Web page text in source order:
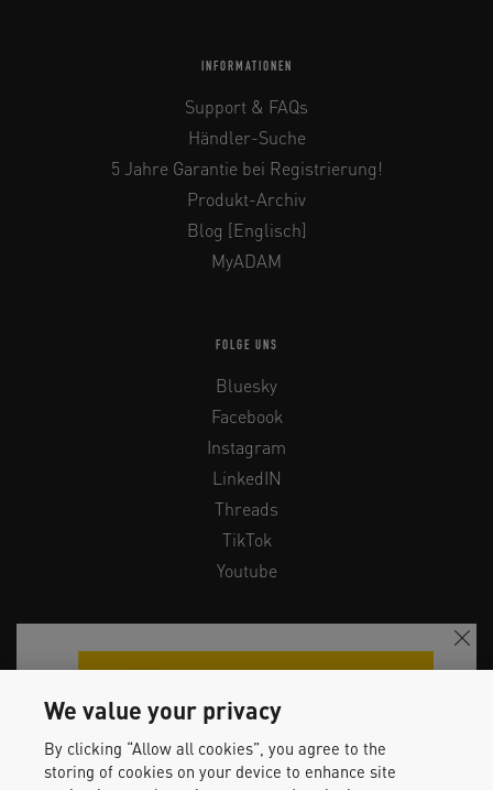
INFORMATIONEN
Support & FAQs
Händler-Suche
5 Jahre Garantie bei Registrierung!
Produkt-Archiv
Blog [Englisch]
MyADAM
FOLGE UNS
Bluesky
Facebook
Instagram
LinkedIN
Threads
TikTok
Youtube
Kontakt
Newsletter
Datenschutzerklärung
Impressum
We value your privacy
By clicking “Allow all cookies”, you agree to the
storing of cookies on your device to enhance site